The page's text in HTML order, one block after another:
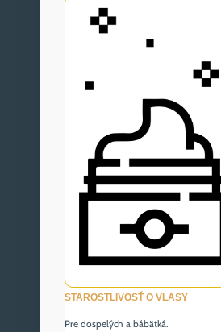
STAROSTLIVOSŤ O VLASY
Pre dospelých a bábätká.